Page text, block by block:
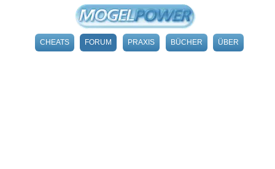
CHEATS FORUM PRAXIS BÜCHER ÜBER